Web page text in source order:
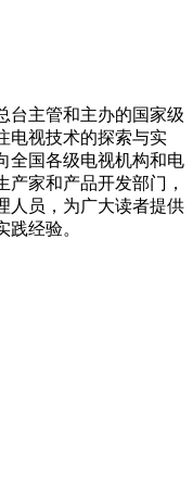
台主管和主办的国家级
电视技术的探索与实
全国各级电视机构和电
家和产品开发部门，
人员，为广大读者提供
经验。